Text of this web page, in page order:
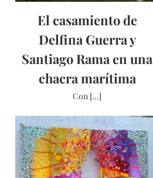
El casamiento de
Delfina Guerra y
Santiago Rama en una
chacra marítima
Con [...]